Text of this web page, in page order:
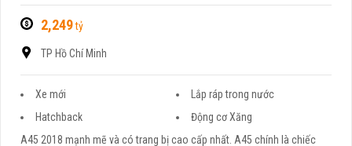
2,249tỷ
TP Hồ Chí Minh
Xe mới
Lắp ráp trong nước
Hatchback
Động cơ Xăng
A45 2018 mạnh mẽ và có trang bị cao cấp nhất. A45 chính là chiếc